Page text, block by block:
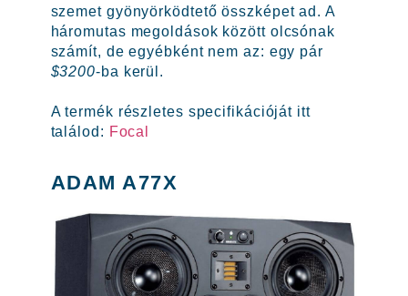
szemet gyönyörködtető összképet ad. A
háromutas megoldások között olcsónak
számít, de egyébként nem az: egy pár
$3200-ba kerül.
A termék részletes specifikációját itt
találod: Focal
ADAM A77X